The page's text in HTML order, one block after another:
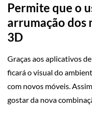
Permite que o
arrumação dos
3D
Graças aos aplicativos
ficará o visual do
com novos móveis.
gostar da nova